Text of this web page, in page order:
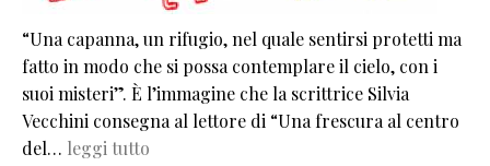
“Una capanna, un rifugio, nel quale sentirsi protetti ma
fatto in modo che si possa contemplare il cielo, con i
suoi misteri”. È l’immagine che la scrittrice Silvia
Vecchini consegna al lettore di “Una frescura al centro
del… leggi tutto